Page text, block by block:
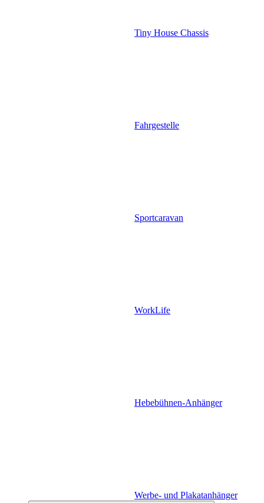
Tiny House Chassis
Fahrgestelle
Sportcaravan
WorkLife
Hebebühnen-Anhänger
Werbe- und Plakatanhänger